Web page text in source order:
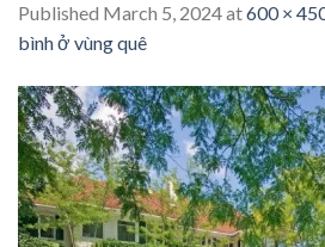
Published March 5, 2024at600 ×
bình ở vùng quê